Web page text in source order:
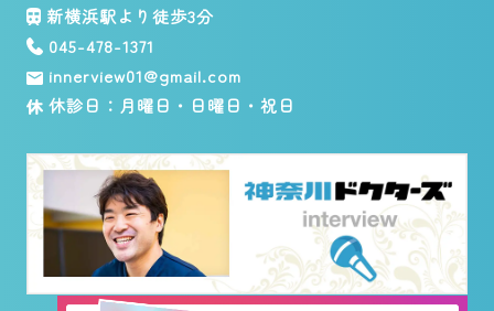
新横浜駅より徒歩3分
045-478-1371
innerview01@gmail.com
休診日：月曜日・日曜日・祝日